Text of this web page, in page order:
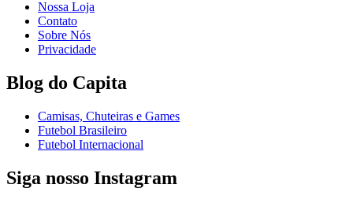
Nossa Loja
Contato
Sobre Nós
Privacidade
Blog do Capita
Camisas, Chuteiras e Games
Futebol Brasileiro
Futebol Internacional
Siga nosso Instagram